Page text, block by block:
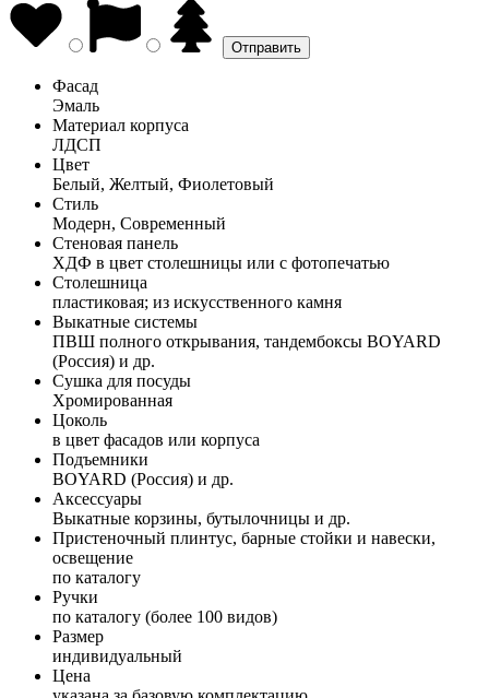
Фасад
Эмаль
Материал корпуса
ЛДСП
Цвет
Белый, Желтый, Фиолетовый
Стиль
Модерн, Современный
Стеновая панель
ХДФ в цвет столешницы или с фотопечатью
Столешница
пластиковая; из искусственного камня
Выкатные системы
ПВШ полного открывания, тандембоксы BOYARD
(Россия) и др.
Сушка для посуды
Хромированная
Цоколь
в цвет фасадов или корпуса
Подъемники
BOYARD (Россия) и др.
Аксессуары
Выкатные корзины, бутылочницы и др.
Пристеночный плинтус, барные стойки и навески,
освещение
по каталогу
Ручки
по каталогу (более 100 видов)
Размер
индивидуальный
Цена